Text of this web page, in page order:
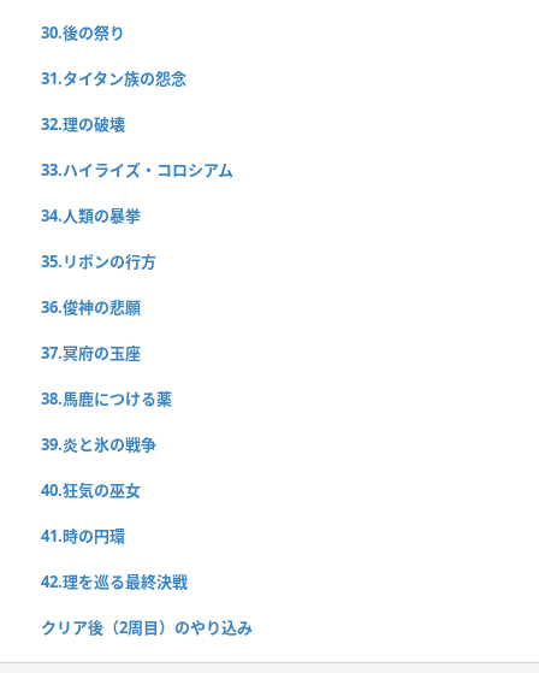
30.後の祭り
31.タイタン族の怨念
32.理の破壊
33.ハイライズ・コロシアム
34.人類の暴挙
35.リボンの行方
36.俊神の悲願
37.冥府の玉座
38.馬鹿につける薬
39.炎と氷の戦争
40.狂気の巫女
41.時の円環
42.理を巡る最終決戦
クリア後（2周目）のやり込み